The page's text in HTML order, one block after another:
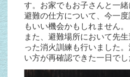
す。お家でもお子さんと一
避難の仕方について、今一
もいい機会かもしれません。
また、避難場所において先
った消火訓練も行いました
い方が再確認できた一日でし